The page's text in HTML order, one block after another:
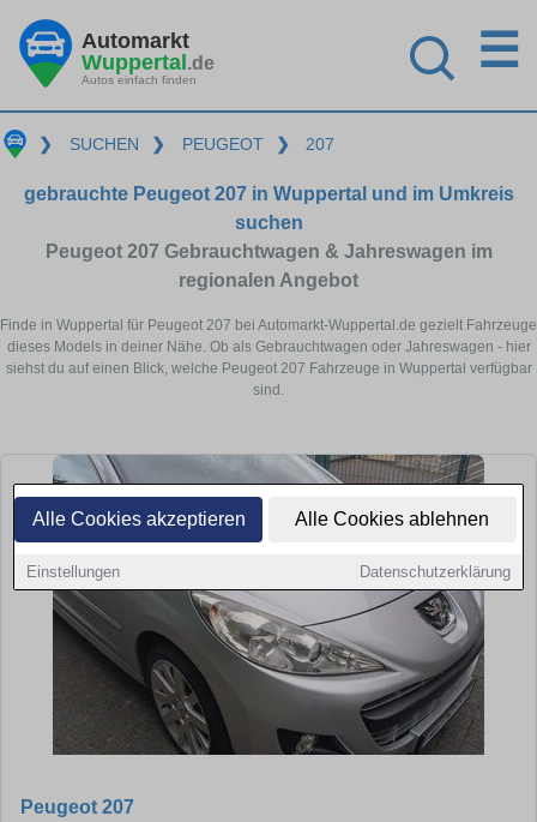
Alle Cookies akzeptieren Alle Cookies ablehnen
Einstellungen Datenschutzerklärung
Automarkt
Wuppertal.de
Autos einfach finden
☰
❯ SUCHEN ❯ PEUGEOT ❯ 207
gebrauchte Peugeot 207 in Wuppertal und im Umkreis
suchen
Peugeot 207 Gebrauchtwagen & Jahreswagen im
regionalen Angebot
Finde in Wuppertal für Peugeot 207 bei Automarkt-Wuppertal.de gezielt Fahrzeuge
dieses Models in deiner Nähe. Ob als Gebrauchtwagen oder Jahreswagen - hier
siehst du auf einen Blick, welche Peugeot 207 Fahrzeuge in Wuppertal verfügbar
sind.
Peugeot 207